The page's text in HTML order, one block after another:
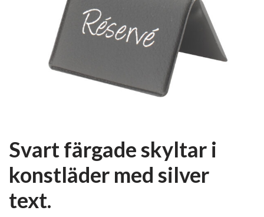
Svart färgade skyltar i
konstläder med silver
text.